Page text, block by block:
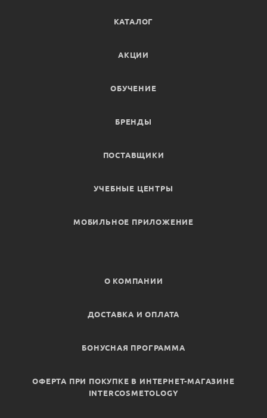
КАТАЛОГ
АКЦИИ
ОБУЧЕНИЕ
БРЕНДЫ
ПОСТАВЩИКИ
УЧЕБНЫЕ ЦЕНТРЫ
МОБИЛЬНОЕ ПРИЛОЖЕНИЕ
О КОМПАНИИ
ДОСТАВКА И ОПЛАТА
БОНУСНАЯ ПРОГРАММА
ОФЕРТА ПРИ ПОКУПКЕ В ИНТЕРНЕТ-МАГАЗИНЕ
INTERCOSMETOLOGY